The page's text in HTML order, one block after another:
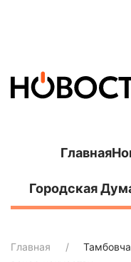
Главная
Городская
Главная